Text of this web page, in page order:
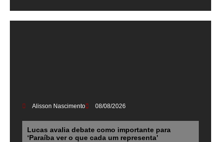
Alisson Nascimento 08/08/2026
Lucas avalia debate como importante para
‘Paraíba ver o que cada um representa’